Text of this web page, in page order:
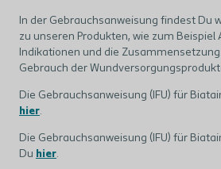
In der Gebrauchsanweisung findest Du
zu unseren Produkten, wie zum Beispiel
Indikationen und die
Gebrauch der
Die Gebrauchsanweisung (IFU) für
hier.
Die Gebrauchsanweisung (IFU) für
Du hier.